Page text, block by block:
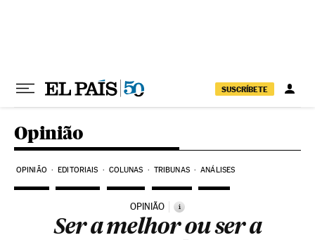
SUSCRÍBETE
Opinião
OPINIÃO EDITORIAIS COLUNAS TRIBUNAS ANÁLISES
OPINIÃO i
Ser a melhor ou ser a